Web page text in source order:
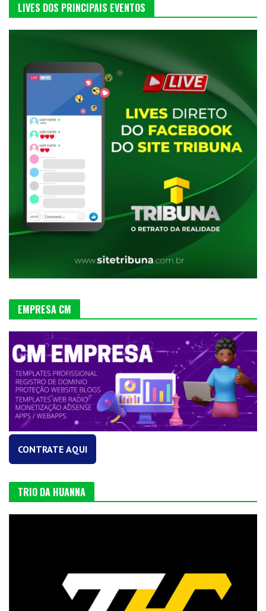
LIVES DOS PRINCIPAIS EVENTOS
EMPRESA CM
CONTRATE AQUI
TRIO DA HUANNA